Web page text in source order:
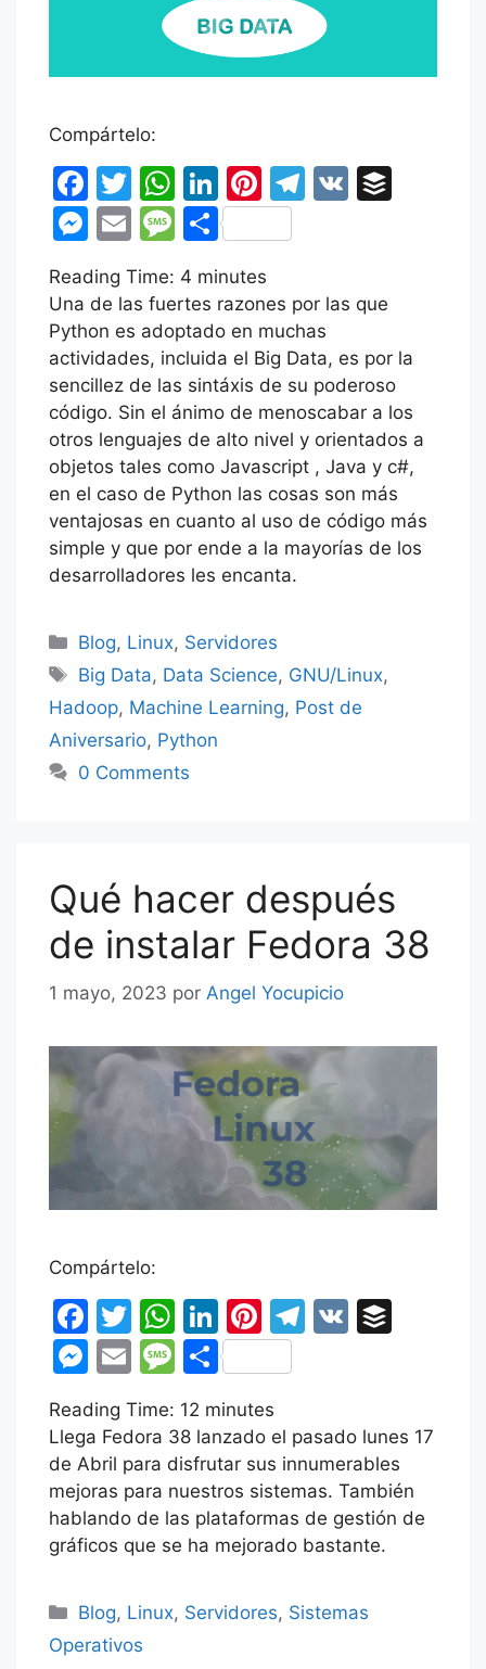
Compártelo:
F
a
c
e
b
o
o
k
T
w
itt
er
W
h
at
s
A
p
p
Li
n
k
e
dI
n
Pi
nt
er
e
st
T
gr
a
m
V
M
e
s
s
e
n
g
er
E
m
ai
l
M
e
s
s
a
g
e
C
m
p
ar
tir
Reading Time: 4 minutes
Una de las fuertes razones por las que
Python es adoptado en muchas
actividades, incluida el Big Data, es por la
sencillez de las sintáxis de su poderoso
código. Sin el ánimo de menoscabar a los
otros lenguajes de alto nivel y orientados a
objetos tales como Javascript , Java y c#,
en el caso de Python las cosas son más
ventajosas en cuanto al uso de código más
simple y que por ende a la mayorías de los
desarrolladores les encanta.
Categorías
Blog, Linux, Servidores
Etiquetas
Big Data, Data Science, GNU/Linux,
Hadoop, Machine Learning, Post de
Aniversario, Python
0 Comments
Qué hacer después
de instalar Fedora 38
1 mayo, 2023 por Angel Yocupicio
Compártelo:
F
a
c
e
b
o
o
k
T
w
itt
er
W
h
at
s
A
p
p
Li
n
k
e
dI
n
Pi
nt
er
e
st
T
a
m
V
M
e
s
s
e
n
g
er
E
m
ai
l
M
e
s
s
a
g
e
C
o
m
p
ar
tir
Reading Time: 12 minutes
Llega Fedora 38 lanzado el pasado lunes 17
de Abril para disfrutar sus innumerables
mejoras para nuestros sistemas. También
hablando de las plataformas de gestión de
gráficos que se ha mejorado bastante.
Categorías
Blog, Linux, Servidores, Sistemas
Operativos